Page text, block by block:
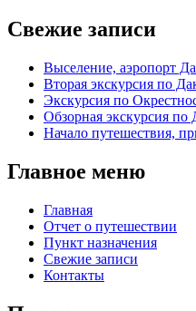
Свежие записи
Выселение, аэропорт
Вторая экскурсия по
Экскурсия по
Обзорная экскурсия по
Начало путешествия,
Главное меню
Главная
Отчет о путешествии
Пункт назначения
Свежие записи
Контакты